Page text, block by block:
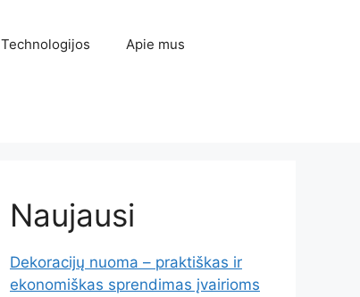
Technologijos Apie mus
Naujausi
Dekoracijų nuoma – praktiškas ir
ekonomiškas sprendimas įvairioms